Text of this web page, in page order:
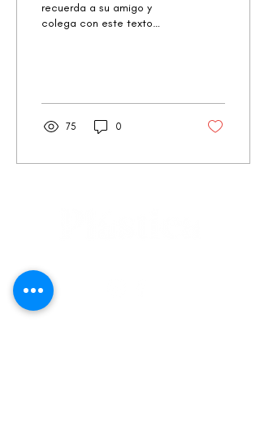
recuerda a su amigo y
colega con este texto
75 0